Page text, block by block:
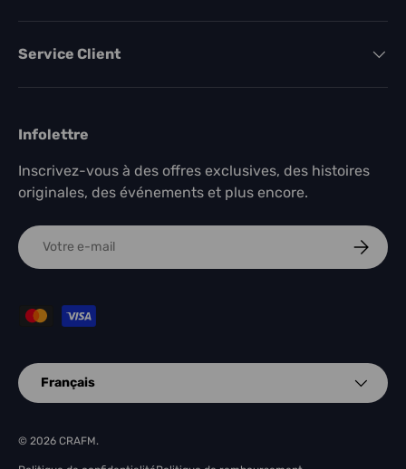
Service Client
Infolettre
Inscrivez-vous à des offres exclusives, des histoires
originales, des événements et plus encore.
E-mail
Méthodes de paiement acceptées
Langue
Français
© 2026 CRAFM.